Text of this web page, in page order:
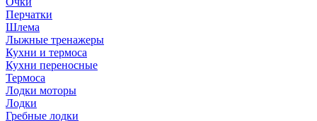
Перчатки
Шлема
Лыжные тренажеры
Кухни и термоса
Кухни переносные
Термоса
Лодки моторы
Лодки
Гребные лодки